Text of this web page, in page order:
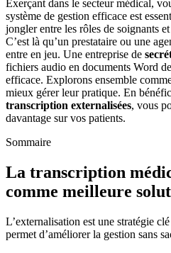
Exerçant dans le secteur médical,
système de gestion efficace est
jongler entre les rôles de soignants
C’est là qu’un prestataire ou une
entre en jeu. Une entreprise de
fichiers audio en documents Word
efficace. Explorons ensemble
mieux gérer leur pratique. En
transcription externalisées, vous
davantage sur vos patients.
Sommaire
La transcription
comme meilleure
L’externalisation est une stratégie
permet d’améliorer la gestion sans